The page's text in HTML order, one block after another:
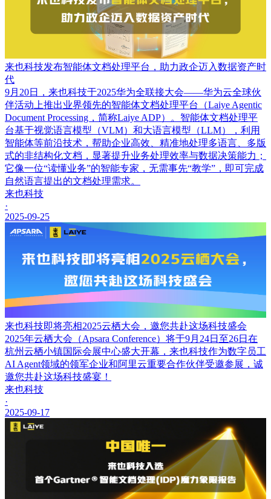
来也科技发布智能体文档处理平台，助力政企迈入数据资产时
代
9月20日，来也科技于2025华为全联接大会——华为云全球伙
伴活动上推出业界领先的智能体文档处理平台（Laiye Agentic
Document Processing，简称Laiye ADP）。智能体文档处理平
台基于视觉语言模型（VLM）和大语言模型（LLM），利用
智能体等前沿技术，帮助企业高效、精准地处理多语言、多版
式的非结构化文档，显著提升业务处理效率与数据决策能力；
它像一位“读懂业务”的智能专家，无需事先“教学”，即可完成
自然语言提出的文档处理需求。
来也科技
·
2025-09-25
来也科技即将亮相2025云栖大会，邀您共赴这场科技盛会
2025年云栖大会（Apsara Conference）将于9月24日至26日在
杭州云栖小镇国际会展中心盛大开幕，来也科技作为数字员工
AI Agent领域的领军企业和阿里云重要合作伙伴受邀参展，诚
邀您共赴这场科技盛宴！
来也科技
·
2025-09-17